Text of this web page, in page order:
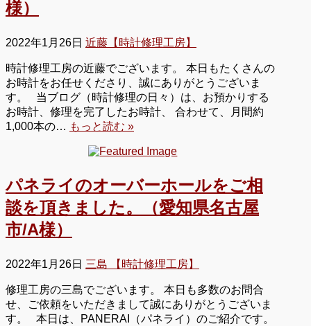
様）
2022年1月26日 近藤【時計修理工房】
時計修理工房の近藤でございます。 本日もたくさんの
お時計をお任せくださり、誠にありがとうございま
す。 当ブログ（時計修理の日々）は、お預かりする
お時計、修理を完了したお時計、 合わせて、月間約
1,000本の… もっと読む »
パネライのオーバーホールをご相
談を頂きました。（愛知県名古屋
市/A様）
2022年1月26日 三島 【時計修理工房】
修理工房の三島でございます。 本日も多数のお問合
せ、ご依頼をいただきまして誠にありがとうございま
す。 本日は、PANERAI（パネライ）のご紹介です。